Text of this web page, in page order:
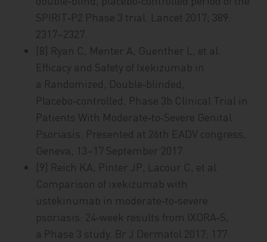
SPIRIT‑P2 Phase 3 trial. Lancet 2017; 389:
2317–2327.
[8] Ryan C, Menter A, Guenther L, et al.
Efficacy and Safety of Ixekizumab in
a Randomized, Double‑blinded,
Placebo‑controlled, Phase 3b Clinical Trial in
Patients With Moderate‑to‑Severe Genital
Psoriasis. Presented at 26th EADV congress,
Geneva, 13–17 September 2017.
[9] Reich KA, Pinter JP, Lacour C, et al.
Comparison of ixekizumab with
ustekinumab in moderate‑to‑severe
psoriasis: 24‑week results from IXORA‑S,
a Phase 3 study. Br J Dermatol 2017; 177: